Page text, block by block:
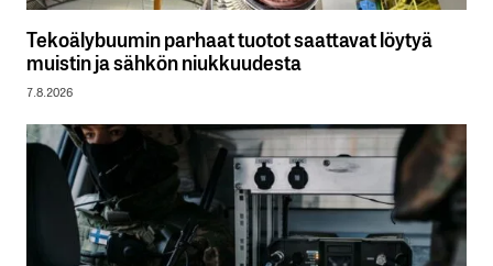
Tekoälybuumin parhaat tuotot saattavat löytyä
muistin ja sähkön niukkuudesta
7.8.2026